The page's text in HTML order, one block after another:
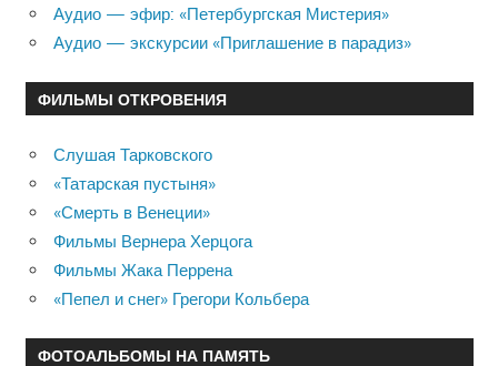
Аудио — эфир: «Петербургская Мистерия»
Аудио — экскурсии «Приглашение в парадиз»
ФИЛЬМЫ ОТКРОВЕНИЯ
Слушая Тарковского
«Татарская пустыня»
«Смерть в Венеции»
Фильмы Вернера Херцога
Фильмы Жака Перрена
«Пепел и снег» Грегори Кольбера
ФОТОАЛЬБОМЫ НА ПАМЯТЬ